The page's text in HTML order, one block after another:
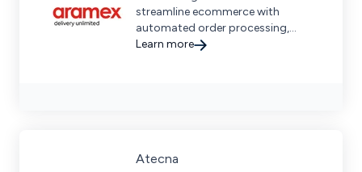
streamline ecommerce with
automated order processing,
efficient shipping, and real-time
Learn more
Atecna